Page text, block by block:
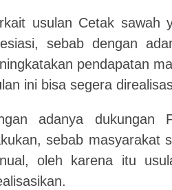
usulan Cetak sawah
sebab dengan
pendapatan
ini bisa segera
adanya dukungan
sebab masyarakat
oleh karena itu